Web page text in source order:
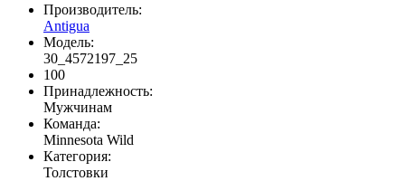
Производитель:
Antigua
Модель:
30_4572197_25
100
Принадлежность:
Мужчинам
Команда:
Minnesota Wild
Категория:
Толстовки